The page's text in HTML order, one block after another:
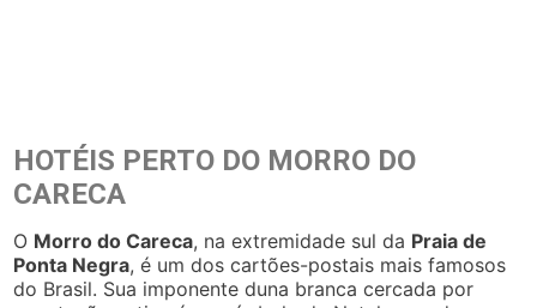
HOTÉIS PERTO DO MORRO DO
CARECA
O Morro do Careca, na extremidade sul da Praia de
Ponta Negra, é um dos cartões-postais mais famosos
do Brasil. Sua imponente duna branca cercada por